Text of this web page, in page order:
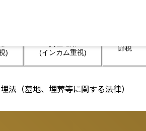
)
(インカム重視)
節税
法（墓地、埋葬等に関する法律）